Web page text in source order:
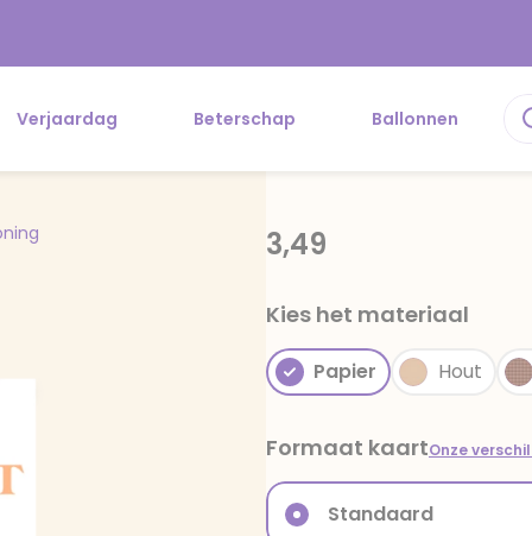
Verjaardag Beterschap Ballonnen
3,49
Kies het materiaal
Papier Hout
Formaat kaartOnze
Standaard